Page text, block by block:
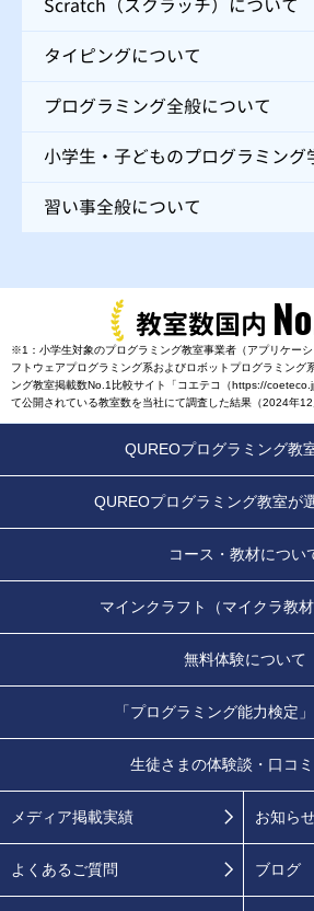
Scratch（スクラッチ）について
タイピングについて
プログラミング全般について
小学生・子どものプログラミング
習い事全般について
教室数国内
※1：小学生対象のプログラミング教室事業者（アプリケー
フトウェアプログラミング系およびロボットプログラミング
ング教室掲載数No.1比較サイト「コエテコ（https://
て公開されている教室数を当社にて調査した結果（2024年12
QUREOプログラミング教
QUREOプログラミング教室が
コース・教材につい
マインクラフト（マイクラ教
無料体験について
「プログラミング能力検定」
生徒さまの体験談・口コ
メディア掲載実績 お知ら
よくあるご質問 ブログ